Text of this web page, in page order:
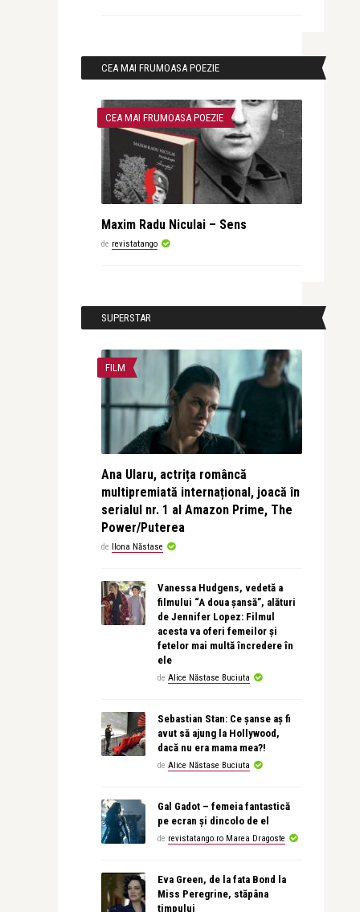
CEA MAI FRUMOASA POEZIE
CEA MAI FRUMOASA POEZIE
Maxim Radu Niculai – Sens
de revistatango
SUPERSTAR
FILM
Ana Ularu, actrița româncă
multipremiată internațional, joacă în
serialul nr. 1 al Amazon Prime, The
Power/Puterea
de Ilona Năstase
Vanessa Hudgens, vedetă a
filmului “A doua șansă”, alături
de Jennifer Lopez: Filmul
acesta va oferi femeilor și
fetelor mai multă încredere în
ele
de Alice Năstase Buciuta
Sebastian Stan: Ce șanse aș fi
avut să ajung la Hollywood,
dacă nu era mama mea?!
de Alice Năstase Buciuta
Gal Gadot – femeia fantastică
pe ecran și dincolo de el
de revistatango.ro Marea Dragoste
Eva Green, de la fata Bond la
Miss Peregrine, stăpâna
timpului